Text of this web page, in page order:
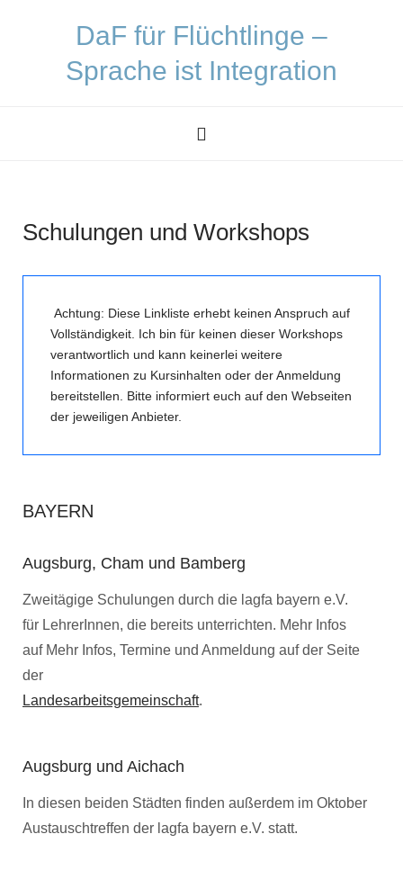
DaF für Flüchtlinge –
Sprache ist Integration
Schulungen und Workshops
Achtung: Diese Linkliste erhebt keinen Anspruch auf
Vollständigkeit. Ich bin für keinen dieser Workshops
verantwortlich und kann keinerlei weitere
Informationen zu Kursinhalten oder der Anmeldung
bereitstellen. Bitte informiert euch auf den Webseiten
der jeweiligen Anbieter.
BAYERN
Augsburg, Cham und Bamberg
Zweitägige Schulungen durch die lagfa bayern e.V.
für LehrerInnen, die bereits unterrichten. Mehr Infos
auf Mehr Infos, Termine und Anmeldung auf der Seite
der
Landesarbeitsgemeinschaft.
Augsburg und Aichach
In diesen beiden Städten finden außerdem im Oktober
Austauschtreffen der lagfa bayern e.V. statt.